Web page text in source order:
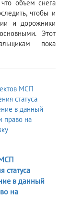
объем снега
чтобы и
и дорожники
Этот
пока
статуса
в данный
на